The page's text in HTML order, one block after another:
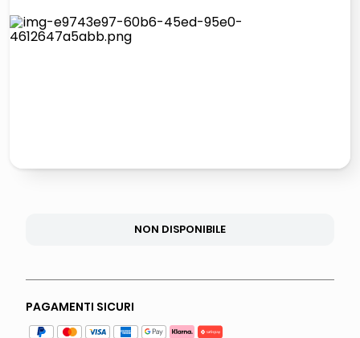
pattumiera raccolta differenziata
NON DISPONIBILE
PAGAMENTI SICURI